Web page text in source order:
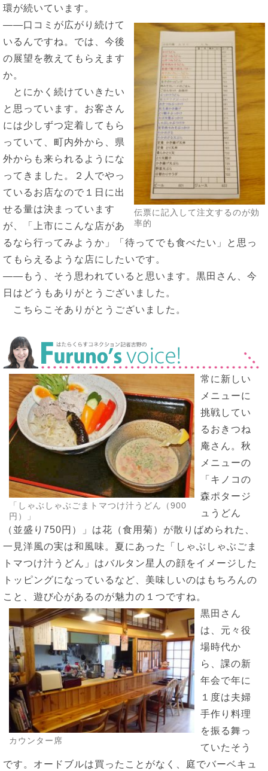
環が続いています。
伝票に記入して注文するのが効
率的
――口コミが広がり続けて
いるんですね。では、今後
の展望を教えてもらえます
か。
とにかく続けていきたい
と思っています。お客さん
には少しずつ定着してもら
っていて、町内外から、県
外からも来られるようにな
ってきました。２人でやっ
ているお店なので１日に出
せる量は決まっています
が、「上市にこんな店があ
るなら行ってみようか」「待ってでも食べたい」と思っ
てもらえるような店にしたいです。
――もう、そう思われていると思います。黒田さん、今
日はどうもありがとうございました。
こちらこそありがとうございました。
「しゃぶしゃぶごまトマつけ汁うどん（900
円）」
常に新しい
メニューに
挑戦してい
るおきつね
庵さん。秋
メニューの
「キノコの
森ポタージ
ュうどん
（並盛り750円）」は花（食用菊）が散りばめられた、
一見洋風の実は和風味。夏にあった「しゃぶしゃぶごま
トマつけ汁うどん」はバルタン星人の顔をイメージした
トッピングになっているなど、美味しいのはもちろんの
こと、遊び心があるのが魅力の１つですね。
カウンター席
黒田さん
は、元々役
場時代か
ら、課の新
年会で年に
１度は夫婦
手作り料理
を振る舞っ
ていたそう
です。オードブルは買ったことがなく、庭でバーベキュ